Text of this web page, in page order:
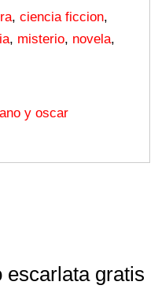
, ciencia ficcion,
, misterio, novela,
y oscar
escarlata gratis